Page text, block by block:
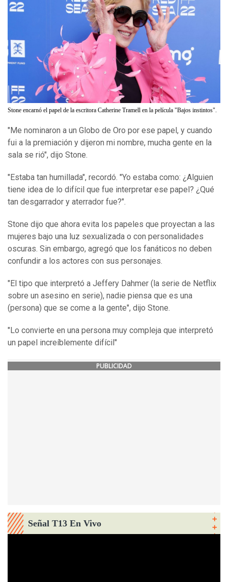
Stone encarnó el papel de la escritora Catherine Tramell en la película "Bajos instintos".
"Me nominaron a un Globo de Oro por ese papel, y cuando
fui a la premiación y dijeron mi nombre, mucha gente en la
sala se rió", dijo Stone.
"Estaba tan humillada", recordó. "Yo estaba como: ¿Alguien
tiene idea de lo difícil que fue interpretar ese papel? ¿Qué
tan desgarrador y aterrador fue?".
Stone dijo que ahora evita los papeles que proyectan a las
mujeres bajo una luz sexualizada o con personalidades
oscuras. Sin embargo, agregó que los fanáticos no deben
confundir a los actores con sus personajes.
"El tipo que interpretó a Jeffery Dahmer (la serie de Netflix
sobre un asesino en serie), nadie piensa que es una
(persona) que se come a la gente", dijo Stone.
"Lo convierte en una persona muy compleja que interpretó
un papel increíblemente difícil"
PUBLICIDAD
Señal T13 En Vivo